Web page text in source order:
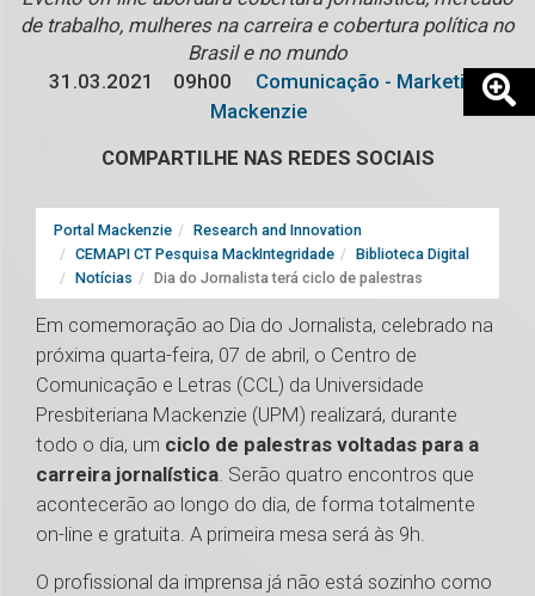
de trabalho, mulheres na carreira e cobertura política no
Brasil e no mundo
31.03.2021
09h00
Comunicação - Marketing
Mackenzie
COMPARTILHE NAS REDES SOCIAIS
Portal Mackenzie
Research and Innovation
CEMAPI CT Pesquisa MackIntegridade
Biblioteca Digital
Notícias
Dia do Jornalista terá ciclo de palestras
Em comemoração ao Dia do Jornalista, celebrado na
próxima quarta-feira, 07 de abril, o Centro de
Comunicação e Letras (CCL) da Universidade
Presbiteriana Mackenzie (UPM) realizará, durante
todo o dia, um ciclo de palestras voltadas para a
carreira jornalística. Serão quatro encontros que
acontecerão ao longo do dia, de forma totalmente
on-line e gratuita. A primeira mesa será às 9h.
O profissional da imprensa já não está sozinho como